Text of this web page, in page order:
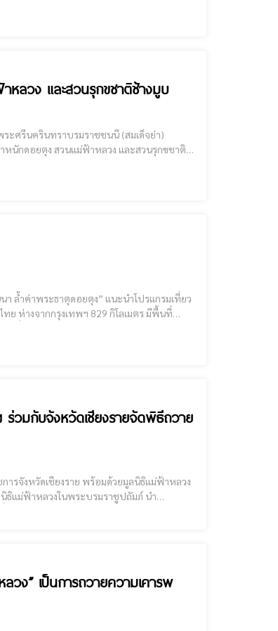
หลวง และสวนรุกขชาติช้างมูบ
ร่วมกับจังหวัดเชียงรายจัดพิธีถวาย
รจังหวัดเชียงราย พร้อมด้วยมูลนิธิแม่ฟ้าหลวง
แม่ฟ้าหลวงในพระบรมราชูปถัมภ์ นำ
ง” เป็นการถวายความเคารพ